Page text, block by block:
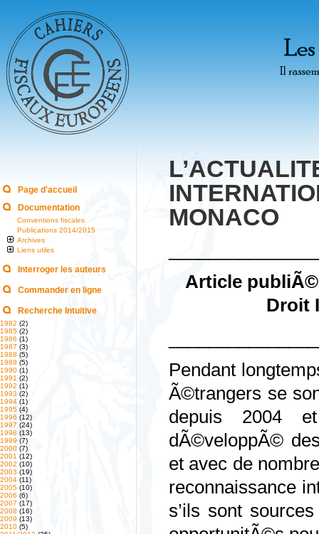
Page d'accueil
Documentation
Conventions fiscales
Publications 2014/2015
Archives
Liens utiles
Interroger les auteurs
Commander en ligne
Recherche Intuitive
1982 (2)
1985 (2)
1986 (1)
1987 (3)
1988 (5)
1989 (5)
1990 (1)
1991 (2)
1992 (1)
1993 (2)
1994 (1)
1995 (4)
1996 (12)
1997 (24)
1998 (13)
1999 (7)
2000 (7)
2001 (12)
2002 (10)
2003 (19)
2004 (11)
2005 (10)
2006 (6)
2007 (17)
2008 (16)
2009 (13)
2010 (5)
MONACO
Article
Droit
Pendant
Ã©trangers se
depuis 2004
dÃ©veloppÃ©
et avec de
reconnaissance
s’ils sont